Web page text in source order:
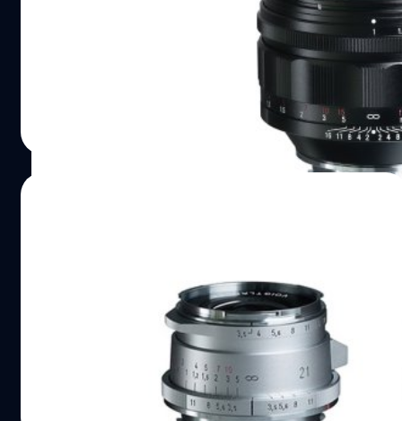
Nokishita แหล่งข่าวกล้องชื่อดังจากประเทศญี่ปุ่น เผยรูป
หลุดของเลนส์มือหมุนไวแสง 'Voigtlander NOKTON 50mm
f/1.0 Aspherical VM' สำหรับกล้อง Leica M-mount ซึ่งคาด
ว่าจะวางขายช่วงเดือนมกราคม 2022 ที่จะถึงนี้
Cosina เปิดตัวเลนส์รุ่นล่าสุดในซีรีส์ 'Vintage Line' กับ
'Voigtlander Color-Skopar Vintage Line 21mm F3.5
Aspherical Type II' เลนส์ฟิกซ์มุมกว้าง manual focus
หน้าตาคลาสสิก สำหรับกล้องเมาท์ Leica M
| 1725 days ago